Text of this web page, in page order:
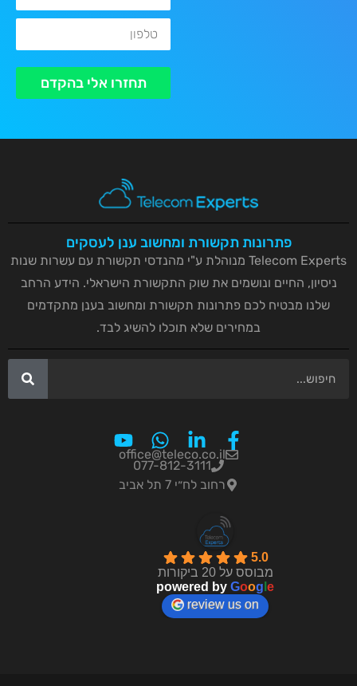
טלפון
תחזרו אלי בהקדם
פתרונות תקשורת ומחשוב ענן לעסקים
Telecom Experts מנוהלת ע"י מהנדסי תקשורת עם עשרות שנות
ניסיון, החיים ונושמים את שוק התקשורת הישראלי. הידע הרחב
שלנו מבטיח לכם פתרונות תקשורת ומחשוב בענן מתקדמים
במחירים שלא תוכלו להשיג לבד.
5.0
מבוסס על 20 ביקורות
powered by Goog e
review us on
רחוב לח״י 7 תל אביב
077-812-3111
office@teleco.co.il